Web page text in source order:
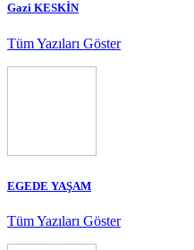
Gazi KESKİN
Tüm Yazıları Göster
EGEDE YAŞAM
Tüm Yazıları Göster